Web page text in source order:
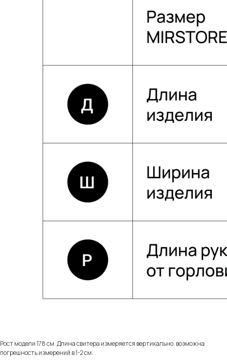
Рост модели 178 см. Длина свитера измеряется вертикально, возможна
погрешность измерений в 1-2 см.
Собственное производство
Индивидуальное изготовление